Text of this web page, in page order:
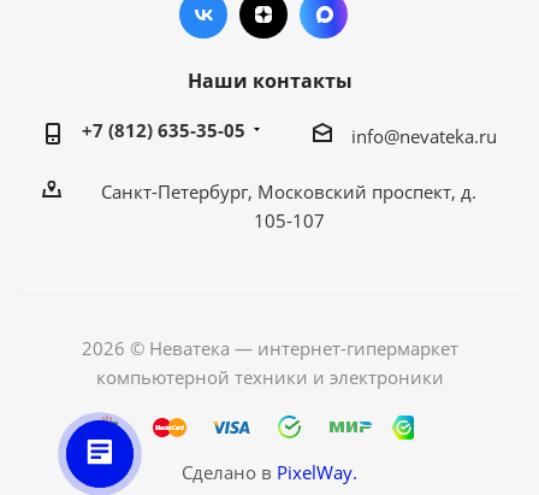
Наши контакты
+7 (812) 635-35-05 info@nevateka.ru
Санкт-Петербург, Московский проспект, д.
105-107
2026 © Неватека — интернет-гипермаркет
компьютерной техники и электроники
Сделано в PixelWay.